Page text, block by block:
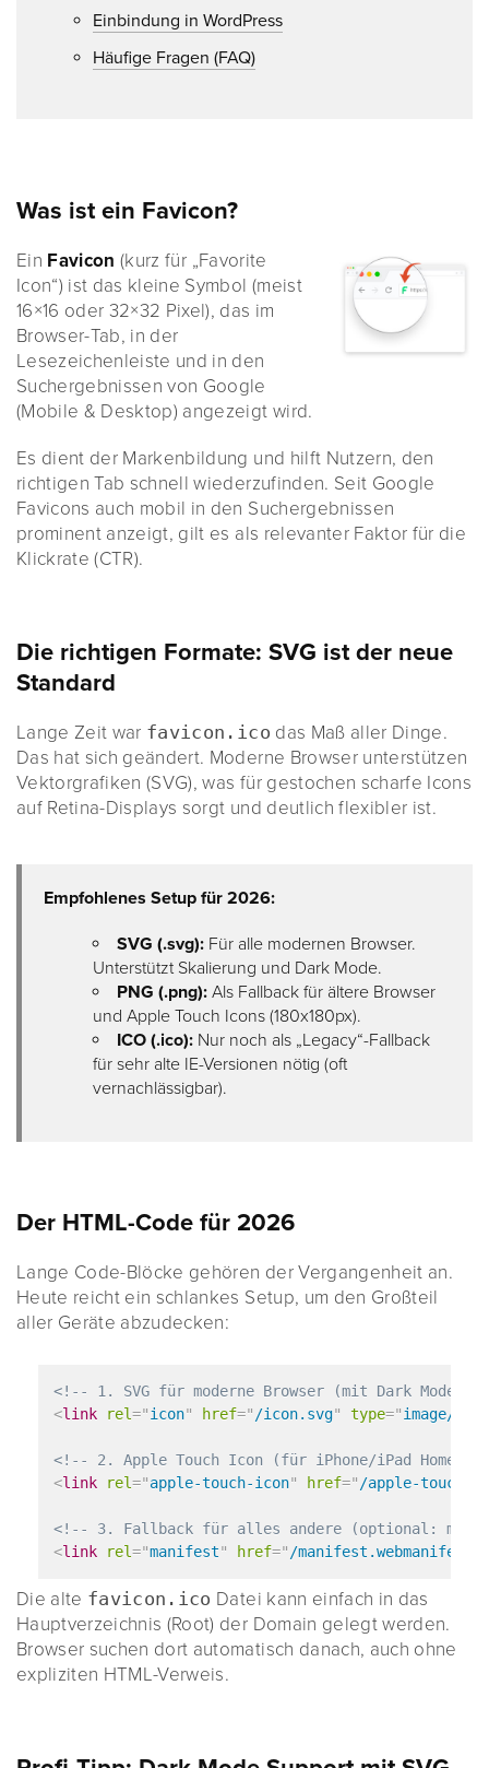
Einbindung in WordPress
Häufige Fragen (FAQ)
Was ist ein Favicon?
Ein Favicon (kurz für „Favorite
Icon“) ist das kleine Symbol (meist
16×16 oder 32×32 Pixel), das im
Browser-Tab, in der
Lesezeichenleiste und in den
Suchergebnissen von Google
(Mobile & Desktop) angezeigt wird.
Es dient der Markenbildung und hilft Nutzern, den
richtigen Tab schnell wiederzufinden. Seit Google
Favicons auch mobil in den Suchergebnissen
prominent anzeigt, gilt es als relevanter Faktor für die
Klickrate (CTR).
Die richtigen Formate: SVG ist der neue
Standard
Lange Zeit war favicon.ico das Maß aller Dinge.
Das hat sich geändert. Moderne Browser unterstützen
Vektorgrafiken (SVG), was für gestochen scharfe Icons
auf Retina-Displays sorgt und deutlich flexibler ist.
Empfohlenes Setup für 2026:
SVG (.svg): Für alle modernen Browser.
Unterstützt Skalierung und Dark Mode.
PNG (.png): Als Fallback für ältere Browser
und Apple Touch Icons (180x180px).
ICO (.ico): Nur noch als „Legacy“-Fallback
für sehr alte IE-Versionen nötig (oft
vernachlässigbar).
Der HTML-Code für 2026
Lange Code-Blöcke gehören der Vergangenheit an.
Heute reicht ein schlankes Setup, um den Großteil
aller Geräte abzudecken:
<!-- 1. SVG für moderne Browser (mit Dark Mode
<link rel="icon" href="/icon.svg" type="image/
<!-- 2. Apple Touch Icon (für iPhone/iPad
<link rel="apple-touch-icon" href="/apple-touch-
<!-- 3. Fallback für alles andere (optional:
<link rel="manifest" href="/manifest.webmanifest
Die alte favicon.ico Datei kann einfach in das
Hauptverzeichnis (Root) der Domain gelegt werden.
Browser suchen dort automatisch danach, auch ohne
expliziten HTML-Verweis.